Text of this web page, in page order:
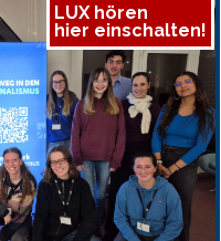
LUX hören
hier einschalten!